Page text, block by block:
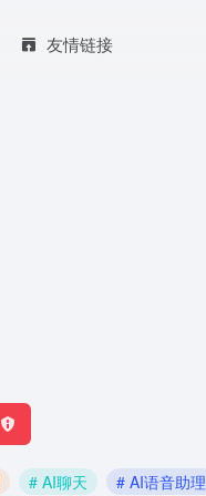
友情链接
# AI聊天 # AI语音助理